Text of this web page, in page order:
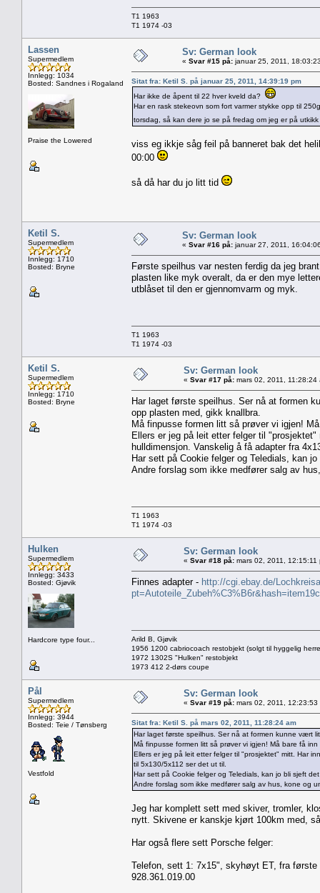
T1 1963
T1 1974 -03
Lassen
Supermedlem
Innlegg: 1034
Bosted: Sandnes i Rogaland
Praise the Lowered
Sv: German look
« Svar #15 på: januar 25, 2011,
Sitat fra: Ketil S. på januar 25, 2011, 14:39:19 pm
Har ikke de åpent til 22 hver kveld da?
Har en rask stekeovn som fort varmer stykke opp til
torsdag, så kan dere jo se på fredag om jeg er på
viss eg ikkje såg feil på banneret bak det
00:00
så då har du jo litt tid
Ketil S.
Supermedlem
Innlegg: 1710
Bosted: Bryne
Sv: German look
« Svar #16 på: januar 27, 2011,
Første speilhus var nesten ferdig da jeg
plasten like myk overalt, da er den mye
utblåset til den er gjennomvarm og myk.
T1 1963
T1 1974 -03
Ketil S.
Supermedlem
Innlegg: 1710
Bosted: Bryne
Sv: German look
« Svar #17 på: mars 02, 2011, 11:28:24
Har laget første speilhus. Ser nå at formen
opp plasten med, gikk knallbra.
Må finpusse formen litt så prøver vi igjen!
Ellers er jeg på leit etter felger til
hulldimensjon. Vanskelig å få adapter fra
Har sett på Cookie felger og Teledials, kan
Andre forslag som ikke medfører salg av
T1 1963
T1 1974 -03
Hulken
Supermedlem
Innlegg: 3433
Bosted: Gjøvik
Hardcore type four...
Sv: German look
« Svar #18 på: mars 02, 2011, 12:15:11
Finnes adapter - http://cgi.ebay.de/
Arild B, Gjøvik
1956 1200 cabriocoach restobjekt (solgt til hyggelig
1972 1302S "Hulken" restobjekt
1973 412 2-dørs coupe
Pål
Supermedlem
Innlegg: 3944
Bosted: Teie / Tønsberg
Vestfold
Sv: German look
« Svar #19 på: mars 02, 2011, 12:23:53
Sitat fra: Ketil S. på mars 02, 2011, 11:28:24 am
Har laget første speilhus. Ser nå at formen kunne vært
Må finpusse formen litt så prøver vi igjen! Må bare få
Ellers er jeg på leit etter felger til "prosjektet" mitt. Har
til 5x130/5x112 ser det ut til.
Har sett på Cookie felger og Teledials, kan jo bli sjeft
Andre forslag som ikke medfører salg av hus, kone og
Jeg har komplett sett med skiver, tromler,
nytt. Skivene er kanskje kjørt 100km med,
Har også flere sett Porsche felger:
Telefon, sett 1: 7x15", skyhøyt ET, fra første
928.361.019.00